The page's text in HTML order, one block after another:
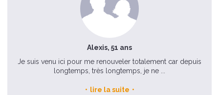
Alexis, 51 ans
Je suis venu ici pour me renouveler totalement car depuis
longtemps, très longtemps, je ne ...
lire la suite